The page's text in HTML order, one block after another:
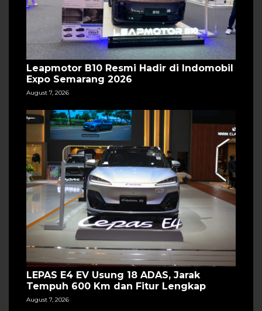
Leapmotor B10 Resmi Hadir di Indomobil
Expo Semarang 2026
August 7, 2026
LEPAS E4 EV Usung 18 ADAS, Jarak
Tempuh 600 Km dan Fitur Lengkap
August 7, 2026